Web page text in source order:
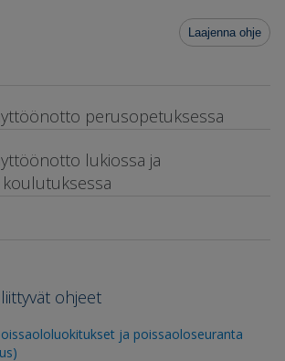
Laajenna ohje
perusopetuksessa
lukiossa ja
ohjeet
ja poissaoloseuranta